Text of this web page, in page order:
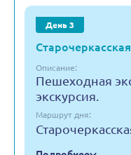
День 3
Описание:
Пешеходная
экскурсия.
Маршрут дня: